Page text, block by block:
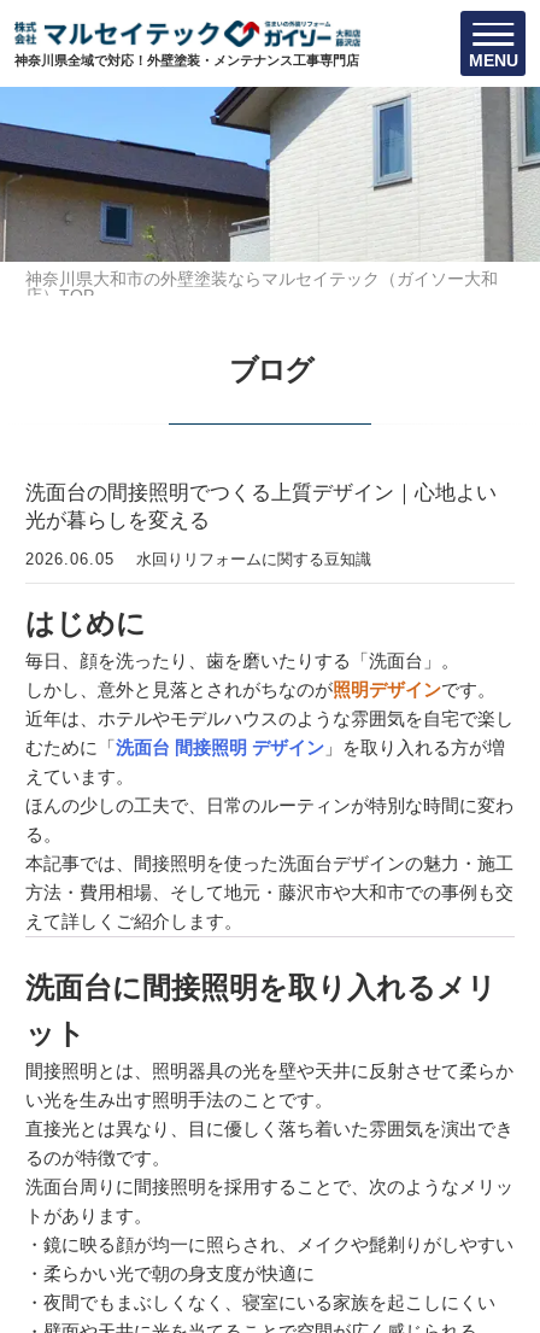
神奈川県全域で対応！外壁塗装・メンテナンス工事専門店 MENU
神奈川県大和市の外壁塗装ならマルセイテック（ガイソー大和
店）TOP
洗面台の間接照明でつくる上質デザイン｜心地よい光が暮らしを
ブログ
洗面台の間接照明でつくる上質デザイン｜心地よい
光が暮らしを変える
2026.06.05 水回りリフォームに関する豆知識
はじめに
毎日、顔を洗ったり、歯を磨いたりする「洗面台」。
しかし、意外と見落とされがちなのが照明デザインです。
近年は、ホテルやモデルハウスのような雰囲気を自宅で楽し
むために「洗面台 間接照明 デザイン 」を取り入れる方が増
えています。
ほんの少しの工夫で、日常のルーティンが特別な時間に変わ
る。
本記事では、間接照明を使った洗面台デザインの魅力・施工
方法・費用相場、そして地元・藤沢市や大和市での事例も交
えて詳しくご紹介します。
洗面台に間接照明を取り入れるメリ
ット
間接照明とは、照明器具の光を壁や天井に反射させて柔らか
い光を生み出す照明手法のことです。
直接光とは異なり、目に優しく落ち着いた雰囲気を演出でき
るのが特徴です。
洗面台周りに間接照明を採用することで、次のようなメリッ
トがあります。
・鏡に映る顔が均一に照らされ、メイクや髭剃りがしやすい
・柔らかい光で朝の身支度が快適に
・夜間でもまぶしくなく、寝室にいる家族を起こしにくい